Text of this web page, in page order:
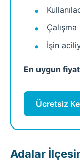
İşin
En uygun
Ücretsiz
Adalar